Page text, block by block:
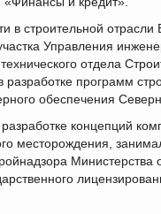
в строительной
Управления
отдела
программ
обеспечения
концепций
месторождения,